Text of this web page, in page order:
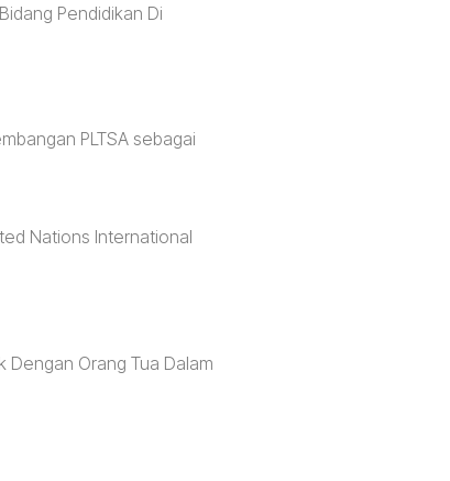
Pendidikan Di
PLTSA sebagai
Nations International
Dengan Orang Tua Dalam